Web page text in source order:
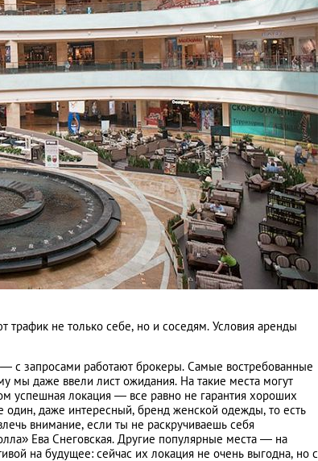
не только себе, но и соседям. Условия аренды
с запросами работают брокеры. Самые востребованные
мы даже ввели лист ожидания. На такие места могут
успешная локация — все равно не гарантия хороших
даже интересный, бренд женской одежды, то есть
внимание, если ты не раскручиваешь себя
Ева Снеговская. Другие популярные места — на
на будущее: сейчас их локация не очень выгодна, но с